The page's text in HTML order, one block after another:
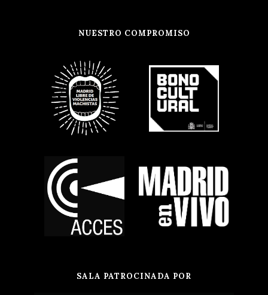
NUESTRO COMPROMISO
SALA PATROCINADA POR